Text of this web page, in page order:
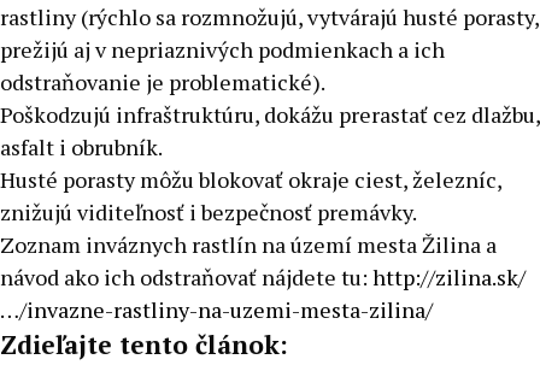
rastliny (rýchlo sa rozmnožujú, vytvárajú husté porasty,
prežijú aj v nepriaznivých podmienkach a ich
odstraňovanie je problematické).
Poškodzujú infraštruktúru, dokážu prerastať cez dlažbu,
asfalt i obrubník.
Husté porasty môžu blokovať okraje ciest, železníc,
znižujú viditeľnosť i bezpečnosť premávky.
Zoznam inváznych rastlín na území mesta Žilina a
návod ako ich odstraňovať nájdete tu: http://zilina.sk/
…/invazne-rastliny-na-uzemi-mesta-zilina/
Zdieľajte tento článok: